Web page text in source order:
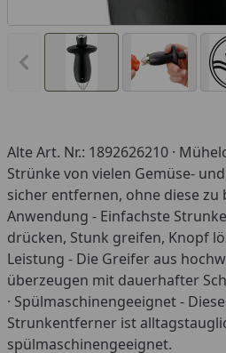
Vorheriges Bild anzeigen
Alte Art. Nr.: 1892626210 ·
Strünke von vielen Gemüse-
sicher entfernen, ohne diese zu
Anwendung - Einfachste
drücken, Stunk greifen, Knopf
Leistung - Die Greifer aus
überzeugen mit dauerhafter
· Spülmaschinengeeignet -
Strunkentferner ist
spülmaschinengeeignet.